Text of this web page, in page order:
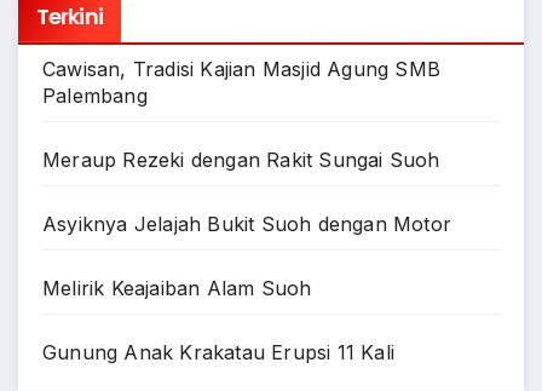
Terkini
Cawisan, Tradisi Kajian Masjid Agung SMB
Palembang
Meraup Rezeki dengan Rakit Sungai Suoh
Asyiknya Jelajah Bukit Suoh dengan Motor
Melirik Keajaiban Alam Suoh
Gunung Anak Krakatau Erupsi 11 Kali